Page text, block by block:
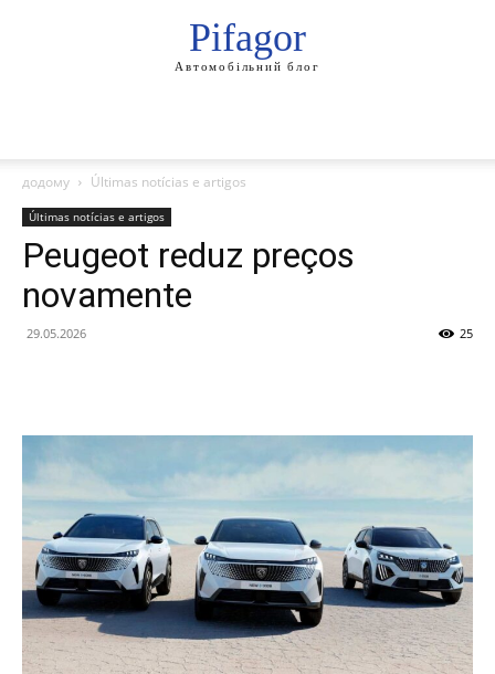
Pifagor
Автомобільний блог
додому Últimas notícias e artigos
Últimas notícias e artigos
Peugeot reduz preços
novamente
29.05.2026 25